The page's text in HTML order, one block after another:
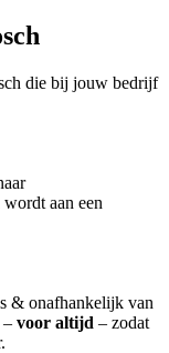
die bij jouw bedrijf
aan een
& onafhankelijk van
– voor altijd – zodat